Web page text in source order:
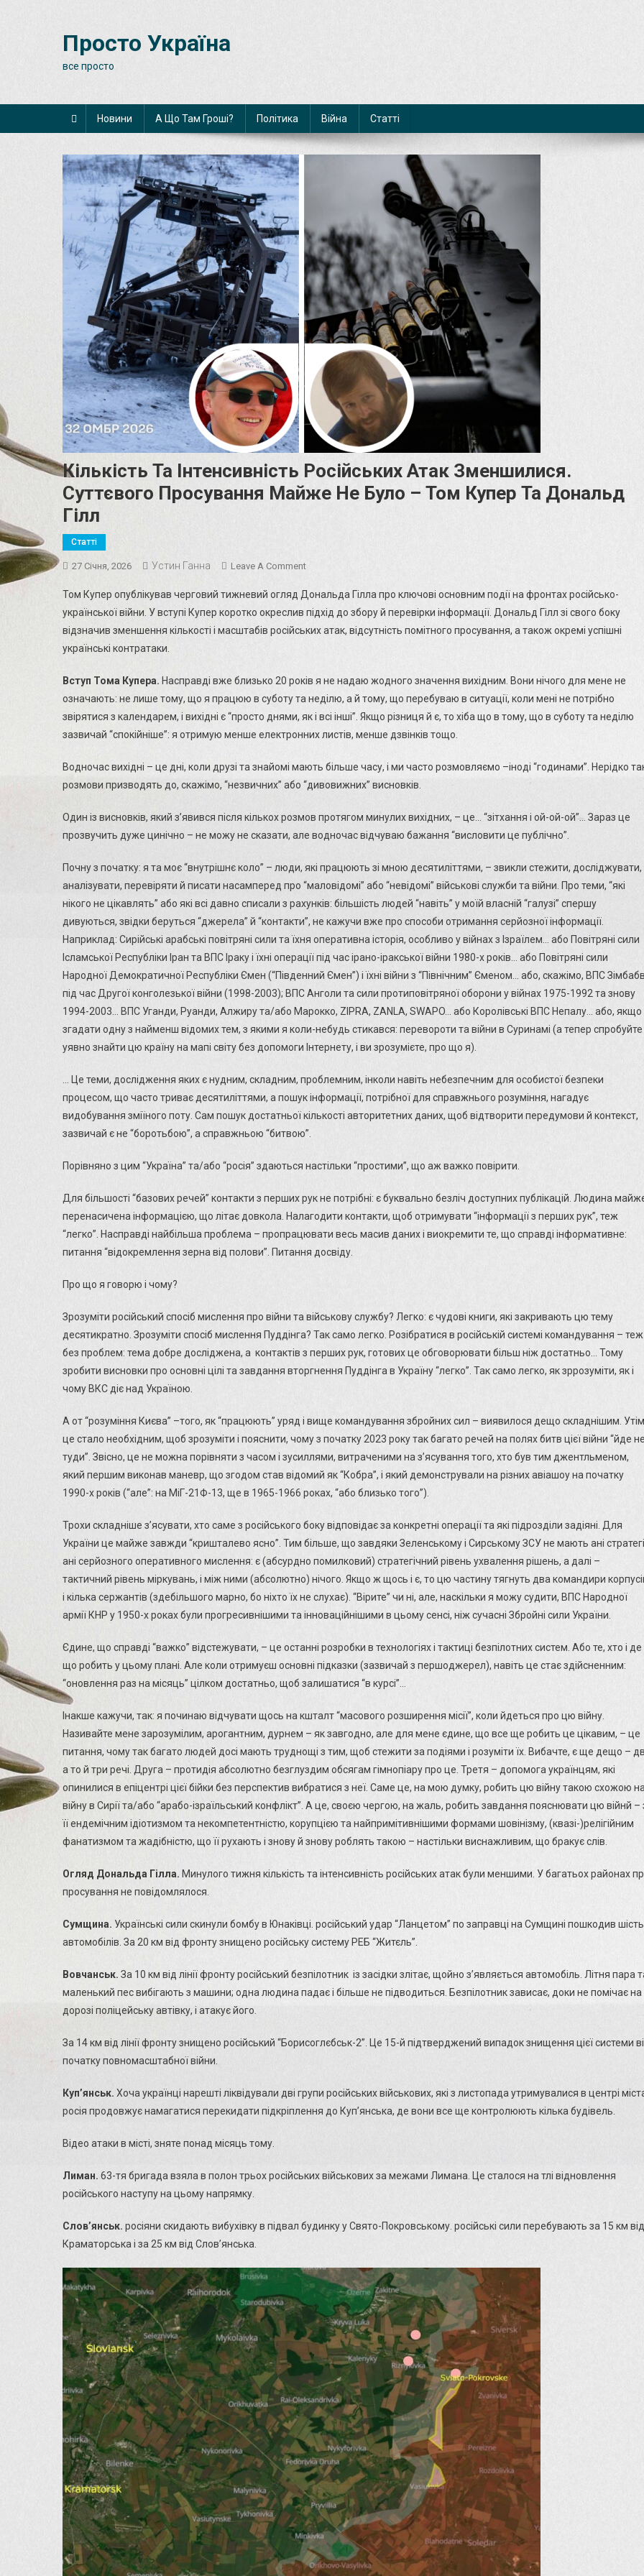
Просто Україна
все просто
Новини А Що Там Гроші? Політика Війна Статті
Кількість Та Інтенсивність Російських Атак Зменшилися.
Суттєвого Просування Майже Не Було – Том Купер Та Дональд
Гілл
Статті
27 Січня, 2026 Устин Ганна Leave A CommentOn
Та
Інтенсивність
Російських
Суттєвого
Просування
Майже
Не
–
Том
Та
Том Купер опублікував черговий тижневий огляд Дональда Гілла про ключові основним події на фронтах російсько-
української війни. У вступі Купер коротко окреслив підхід до збору й перевірки інформації. Дональд Гілл зі свого боку
відзначив зменшення кількості і масштабів російських атак, відсутність помітного просування, а також окремі успішні
українські контратаки.
Вступ Тома Купера. Насправді вже близько 20 років я не надаю жодного значення вихідним. Вони нічого для мене не
означають: не лише тому, що я працюю в суботу та неділю, а й тому, що перебуваю в ситуації, коли мені не потрібно
звірятися з календарем, і вихідні є “просто днями, як і всі інші”. Якщо різниця й є, то хіба що в тому, що в суботу та неділю
зазвичай “спокійніше”: я отримую менше електронних листів, менше дзвінків тощо.
Водночас вихідні – це дні, коли друзі та знайомі мають більше часу, і ми часто розмовляємо –іноді “годинами”. Нерідко
розмови призводять до, скажімо, “незвичних” або “дивовижних” висновків.
Один із висновків, який з’явився після кількох розмов протягом минулих вихідних, – це… “зітхання і ой-ой-ой”… Зараз це
прозвучить дуже цинічно – не можу не сказати, але водночас відчуваю бажання “висловити це публічно”.
Почну з початку: я та моє “внутрішнє коло” – люди, які працюють зі мною десятиліттями, – звикли стежити, досліджувати,
аналізувати, перевіряти й писати насамперед про “маловідомі” або “невідомі” військові служби та війни. Про теми, “які
нікого не цікавлять” або які всі давно списали з рахунків: більшість людей “навіть” у моїй власній “галузі” спершу
дивуються, звідки беруться “джерела” й “контакти”, не кажучи вже про способи отримання серйозної інформації.
Наприклад: Сирійські арабські повітряні сили та їхня оперативна історія, особливо у війнах з Ізраїлем… або Повітряні сили
Ісламської Республіки Іран та ВПС Іраку і їхні операції під час ірано-іракської війни 1980-х років… або Повітряні сили
Народної Демократичної Республіки Ємен (“Південний Ємен”) і їхні війни з “Північним” Єменом… або, скажімо, ВПС
під час Другої конголезької війни (1998-2003); ВПС Анголи та сили протиповітряної оборони у війнах 1975-1992 та знову
1994-2003… ВПС Уганди, Руанди, Алжиру та/або Марокко, ZIPRA, ZANLA, SWAPO… або Королівські ВПС Непалу… або, якщо
згадати одну з найменш відомих тем, з якими я коли-небудь стикався: перевороти та війни в Суринамі (а тепер спробуйте
уявно знайти цю країну на мапі світу без допомоги Інтернету, і ви зрозумієте, про що я).
… Це теми, дослідження яких є нудним, складним, проблемним, інколи навіть небезпечним для особистої безпеки
процесом, що часто триває десятиліттями, а пошук інформації, потрібної для справжнього розуміння, нагадує
видобування зміїного поту. Сам пошук достатньої кількості авторитетних даних, щоб відтворити передумови й контекст,
зазвичай є не “боротьбою”, а справжньою “битвою”.
Порівняно з цим “Україна” та/або “росія” здаються настільки “простими”, що аж важко повірити.
Для більшості “базових речей” контакти з перших рук не потрібні: є буквально безліч доступних публікацій. Людина
перенасичена інформацією, що літає довкола. Налагодити контакти, щоб отримувати “інформації з перших рук”, теж
“легко”. Насправді найбільша проблема – пропрацювати весь масив даних і виокремити те, що справді інформативне:
питання “відокремлення зерна від полови”. Питання досвіду.
Про що я говорю і чому?
Зрозуміти російський спосіб мислення про війни та військову службу? Легко: є чудові книги, які закривають цю тему
десятикратно. Зрозуміти спосіб мислення Пуддінга? Так само легко. Розібратися в російській системі командування – теж
без проблем: тема добре досліджена, а контактів з перших рук, готових це обговорювати більш ніж достатньо… Тому
зробити висновки про основні цілі та завдання вторгнення Пуддінга в Україну “легко”. Так само легко, як зррозуміти, як і
чому ВКС діє над Україною.
А от “розуміння Києва” –того, як “працюють” уряд і вище командування збройних сил – виявилося дещо складнішим. Утім
це стало необхідним, щоб зрозуміти і пояснити, чому з початку 2023 року так багато речей на полях битв цієї війни “йде
туди”. Звісно, це не можна порівняти з часом і зусиллями, витраченими на з’ясування того, хто був тим джентльменом,
який першим виконав маневр, що згодом став відомий як “Кобра”, і який демонстрували на різних авіашоу на початку
1990-х років (“але”: на МіГ-21Ф-13, ще в 1965-1966 роках, “або близько того”).
Трохи складніше з’ясувати, хто саме з російського боку відповідає за конкретні операції та які підрозділи задіяні. Для
України це майже завжди “кришталево ясно”. Тим більше, що завдяки Зеленському і Сирському ЗСУ не мають ані
ані серйозного оперативного мислення: є (абсурдно помилковий) стратегічний рівень ухвалення рішень, а далі –
тактичний рівень міркувань, і між ними (абсолютно) нічого. Якщо ж щось і є, то цю частину тягнуть два командири
і кілька сержантів (здебільшого марно, бо ніхто їх не слухає). “Вірите” чи ні, але, наскільки я можу судити, ВПС Народної
армії КНР у 1950-х роках були прогресивнішими та інноваційнішими в цьому сенсі, ніж сучасні Збройні сили України.
Єдине, що справді “важко” відстежувати, – це останні розробки в технологіях і тактиці безпілотних систем. Або те, хто і де
що робить у цьому плані. Але коли отримуєш основні підказки (зазвичай з першоджерел), навіть це стає здійсненним:
“оновлення раз на місяць” цілком достатньо, щоб залишатися “в курсі”…
Інакше кажучи, так: я починаю відчувати щось на кшталт “масового розширення місії”, коли йдеться про цю війну.
Називайте мене зарозумілим, арогантним, дурнем – як завгодно, але для мене єдине, що все ще робить це цікавим, – це
питання, чому так багато людей досі мають труднощі з тим, щоб стежити за подіями і розуміти їх. Вибачте, є ще дещо –
а то й три речі. Друга – протидія абсолютно безглуздим обсягам гімнопіару про це. Третя – допомога українцям, які
опинилися в епіцентрі цієї бійки без перспектив вибратися з неї. Саме це, на мою думку, робить цю війну такою схожою
війну в Сирії та/або “арабо-ізраїльський конфлікт”. А це, своєю чергою, на жаль, робить завдання пояснювати цю війнй –
її ендемічним ідіотизмом та некомпетентністю, корупцією та найпримітивнішими формами шовінізму, (квазі-)релігійним
фанатизмом та жадібністю, що її рухають і знову й знову роблять такою – настільки виснажливим, що бракує слів.
Огляд Дональда Гілла. Минулого тижня кількість та інтенсивність російських атак були меншими. У багатьох районах
просування не повідомлялося.
Сумщина. Українські сили скинули бомбу в Юнаківці. російський удар “Ланцетом” по заправці на Сумщині пошкодив шість
автомобілів. За 20 км від фронту знищено російську систему РЕБ “Житєль”.
Вовчанськ. За 10 км від лінії фронту російський безпілотник із засідки злітає, щойно з’являється автомобіль. Літня пара
маленький пес вибігають з машини; одна людина падає і більше не підводиться. Безпілотник зависає, доки не помічає на
дорозі поліцейську автівку, і атакує його.
За 14 км від лінії фронту знищено російський “Борисоглєбськ-2”. Це 15-й підтверджений випадок знищення цієї системи
початку повномасштабної війни.
Куп’янськ. Хоча українці нарешті ліквідували дві групи російських військових, які з листопада утримувалися в центрі
росія продовжує намагатися перекидати підкріплення до Куп’янська, де вони все ще контролюють кілька будівель.
Відео атаки в місті, зняте понад місяць тому.
Лиман. 63-тя бригада взяла в полон трьох російських військових за межами Лимана. Це сталося на тлі відновлення
російського наступу на цьому напрямку.
Слов’янськ. росіяни скидають вибухівку в підвал будинку у Свято-Покровському. російські сили перебувають за 15 км від
Краматорська і за 25 км від Слов’янська.